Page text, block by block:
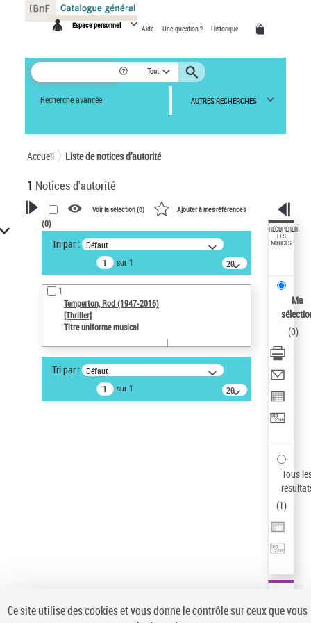
Espace personnel Aide Une question ? Historique
Tout
Recherche avancée AUTRES RECHERCHES
Accueil Liste de notices d’autorité
1 Notices d'autorité
VOTRE RECHERCHE
Recherche avancée dans les
notices d’autorité
Œuvres liées à l'auteur :
Temperton, Rod (1947-2016)
Type de notice d'autorité
Type de notice d'autorité
Voir la sélection (0) Ajouter à mes références
(0)
Tri par : Défaut
sur 1
20
résultats/page
1
Temperton, Rod (1947-2016)
[Thriller]
Titre uniforme musical
Tri par : Défaut
sur 1
20
résultats/page
RÉCUPÉRER
LES
NOTICES
Ma
(0)
Tous
(1)
Panneau de gestion des cookies
Ce site utilise des cookies et vous donne le contrôle sur ceux que vous